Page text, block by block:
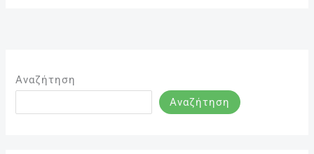
Αναζήτηση
Αναζήτηση